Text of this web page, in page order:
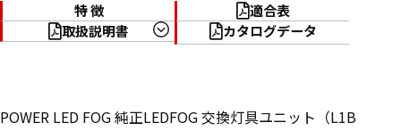
特 徴
適合表
取扱説明書
カタログデータ
POWER LED FOG 純正LEDFOG 交換灯具ユニット（L1B